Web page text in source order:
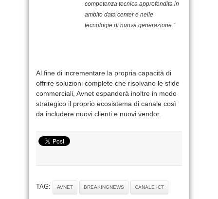
competenza tecnica approfondita in
ambito data center e nelle
tecnologie di nuova generazione.”
Al fine di incrementare la propria capacità di
offrire soluzioni complete che risolvano le sfide
commerciali, Avnet espanderà inoltre in modo
strategico il proprio ecosistema di canale così
da includere nuovi clienti e nuovi vendor.
TAG: AVNET BREAKINGNEWS CANALE ICT